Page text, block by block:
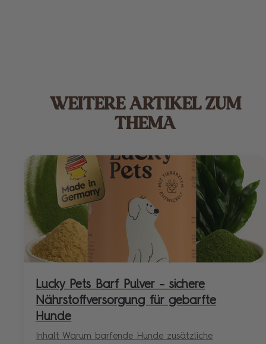
WEITERE ARTIKEL ZUM
THEMA
Lucky Pets Barf Pulver – sichere
Nährstoffversorgung für gebarfte
Hunde
Inhalt Warum barfende Hunde zusätzliche